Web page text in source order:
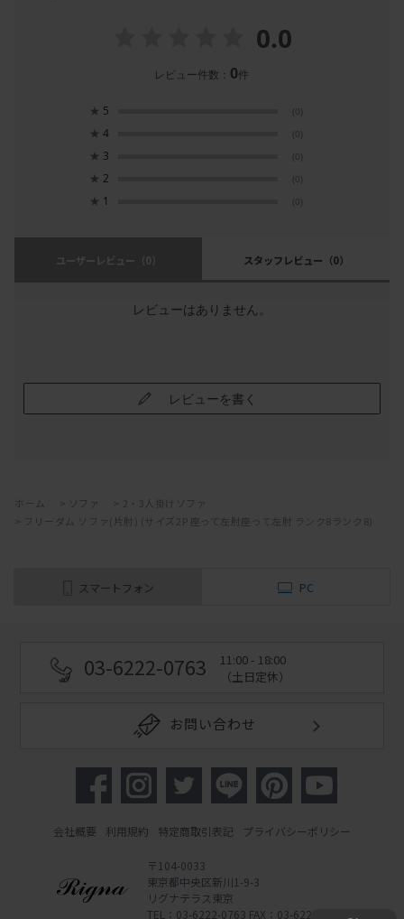
0.0
レビュー件数： 0件
★ 5 (0)
★ 4 (0)
★ 3 (0)
★ 2 (0)
★ 1 (0)
ユーザーレビュー （0） スタッフレビュー （0）
レビューはありません。
レビューを書く
ホーム ソファ
2・3人掛けソファ
フリーダム ソファ(片肘) (サイズ2P 座って左肘座って左肘 ランク8ランク8)
スマートフォン PC
03-6222-0763
11:00 - 18:00
（土日定休）
お問い合わせ
会社概要 利用規約 特定商取引表記 プライバシーポリシー
〒104-0033
東京都中央区新川1-9-3
リグナテラス東京
TEL：03-6222-0763 FAX：03-6222-0762